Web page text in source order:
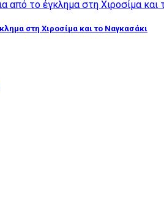
στη Χιροσίμα και το Ναγκασάκι